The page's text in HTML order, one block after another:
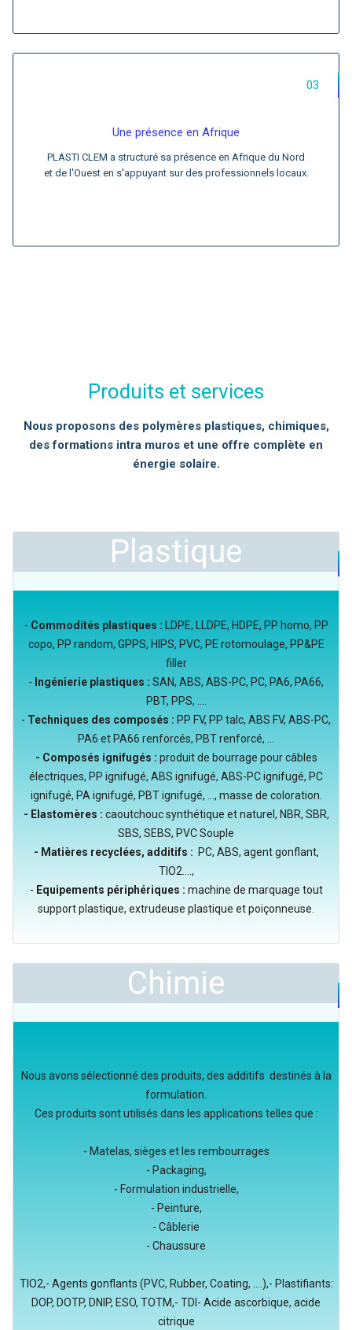
03
Une présence en Afrique
PLASTI CLEM a structuré sa présence en Afrique du Nord
et de l'Ouest en s'appuyant sur des professionnels locaux.
Produits et services
Nous proposons des polymères plastiques, chimiques,
des formations intra muros et une offre complète en
énergie solaire.
Plastique
- Commodités plastiques : LDPE, LLDPE, HDPE, PP homo, PP
copo, PP random, GPPS, HIPS, PVC, PE rotomoulage, PP&PE
filler
- Ingénierie plastiques : SAN, ABS, ABS-PC, PC, PA6, PA66,
PBT, PPS, ....
- Techniques des composés : PP FV, PP talc, ABS FV, ABS-PC,
PA6 et PA66 renforcés, PBT renforcé, ...
- Composés ignifugés : produit de bourrage pour câbles
électriques, PP ignifugé, ABS ignifugé, ABS-PC ignifugé, PC
ignifugé, PA ignifugé, PBT ignifugé, ..., masse de coloration.
- Elastomères : caoutchouc synthétique et naturel, NBR, SBR,
SBS, SEBS, PVC Souple
- Matières recyclées, additifs : PC, ABS, agent gonflant,
TIO2....,
- Equipements périphériques : machine de marquage tout
support plastique, extrudeuse plastique et poiçonneuse.
Chimie
Nous avons sélectionné des produits, des additifs destinés à la
formulation.
Ces produits sont utilisés dans les applications telles que :
- Matelas, sièges et les rembourrages
- Packaging,
- Formulation industrielle,
- Peinture,
- Câblerie
- Chaussure
TIO2,- Agents gonflants (PVC, Rubber, Coating, ....),- Plastifiants:
DOP, DOTP, DNIP, ESO, TOTM,- TDI- Acide ascorbique, acide
citrique